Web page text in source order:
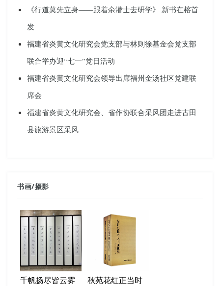
《行道莫先立身——跟着余潜士去研学》 新书在榕首
发
福建省炎黄文化研究会党支部与林则徐基金会党支部
联合举办迎“七一”党日活动
福建省炎黄文化研究会领导出席福州金汤社区党建联
席会
福建省炎黄文化研究会、省作协联合采风团走进古田
县旅游景区采风
书画/摄影
千帆扬尽皆云雾
秋苑花红正当时